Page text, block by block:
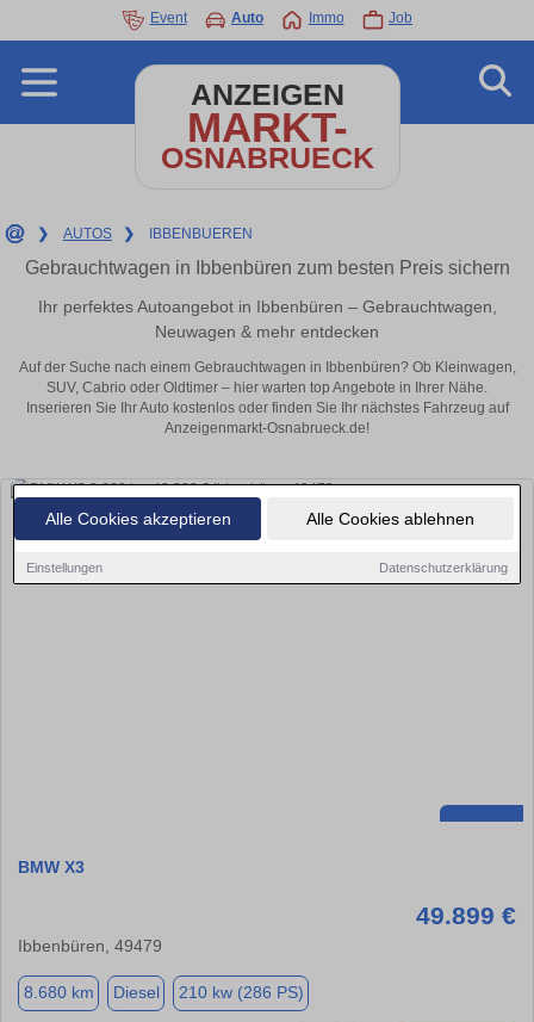
Alle Cookies akzeptieren Alle Cookies ablehnen
Einstellungen Datenschutzerklärung
Event Auto Immo Job
ANZEIGEN
MARKT-
OSNABRUECK
❯ AUTOS ❯ IBBENBUEREN
Gebrauchtwagen in Ibbenbüren zum besten Preis sichern
Ihr perfektes Autoangebot in Ibbenbüren – Gebrauchtwagen,
Neuwagen & mehr entdecken
Auf der Suche nach einem Gebrauchtwagen in Ibbenbüren? Ob Kleinwagen,
SUV, Cabrio oder Oldtimer – hier warten top Angebote in Ihrer Nähe.
Inserieren Sie Ihr Auto kostenlos oder finden Sie Ihr nächstes Fahrzeug auf
Anzeigenmarkt-Osnabrueck.de!
BMW X3
49.899 €
Ibbenbüren, 49479
8.680 km Diesel 210 kw (286 PS)